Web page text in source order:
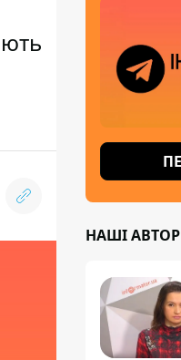
НАШІ